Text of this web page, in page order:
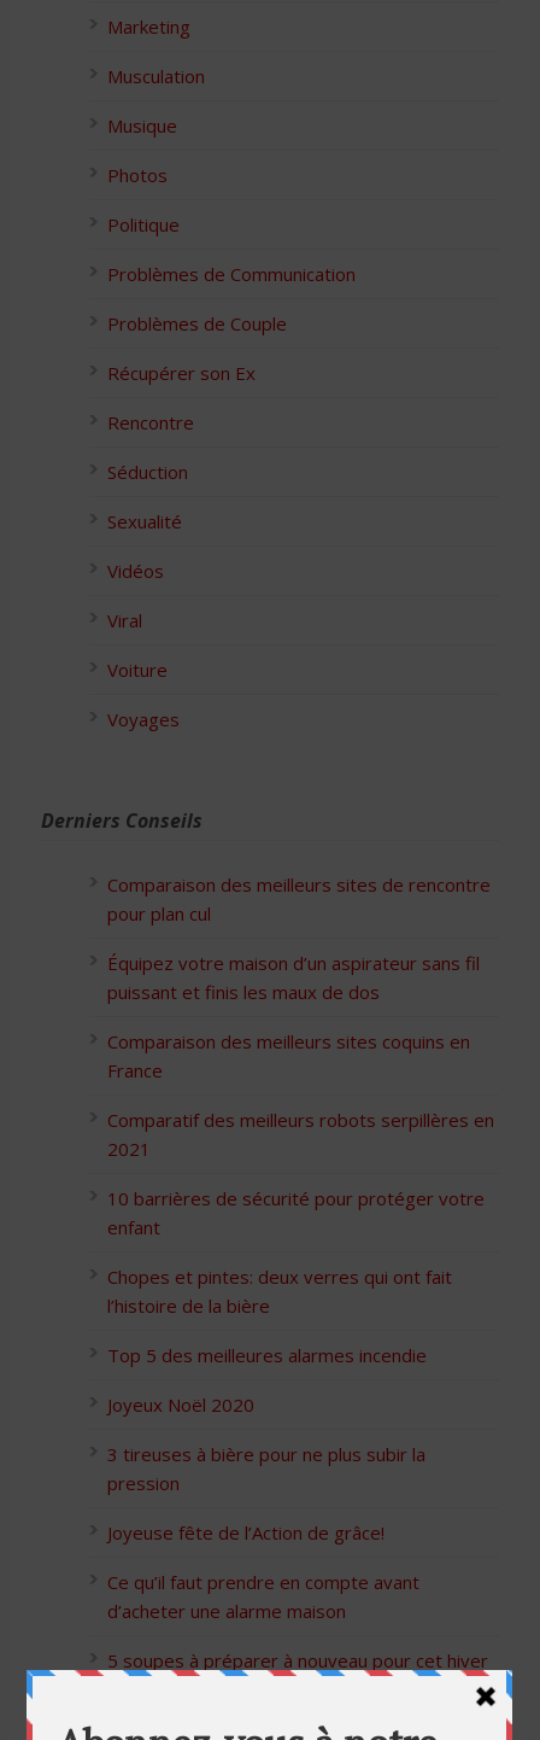
Marketing
Musculation
Musique
Photos
Politique
Problèmes de Communication
Problèmes de Couple
Récupérer son Ex
Rencontre
Séduction
Sexualité
Vidéos
Viral
Voiture
Voyages
Derniers Conseils
Comparaison des meilleurs sites de rencontre
pour plan cul
Équipez votre maison d’un aspirateur sans fil
puissant et finis les maux de dos
Comparaison des meilleurs sites coquins en
France
Comparatif des meilleurs robots serpillères en
2021
10 barrières de sécurité pour protéger votre
enfant
Chopes et pintes: deux verres qui ont fait
l’histoire de la bière
Top 5 des meilleures alarmes incendie
Joyeux Noël 2020
3 tireuses à bière pour ne plus subir la
pression
Joyeuse fête de l’Action de grâce!
Ce qu’il faut prendre en compte avant
d’acheter une alarme maison
5 soupes à préparer à nouveau pour cet hiver